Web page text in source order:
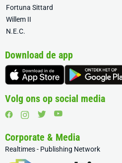
Fortuna Sittard
Willem II
N.E.C.
Download de app
Volg ons op social media
Corporate & Media
Realtimes - Publishing Network